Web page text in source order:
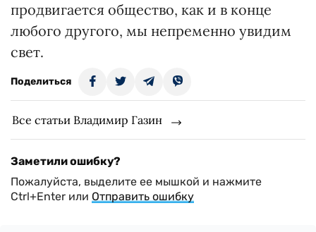
продвигается общество, как и в конце
любого другого, мы непременно увидим
свет.
Поделиться
Все статьи Владимир Газин
Заметили ошибку?
Пожалуйста, выделите ее мышкой и нажмите
Ctrl+Enter или Отправить ошибку